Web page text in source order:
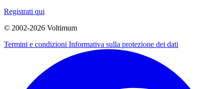
Registrati qui
© 2002-2026 Voltimum
Termini e condizioni Informativa sulla protezione dei dati